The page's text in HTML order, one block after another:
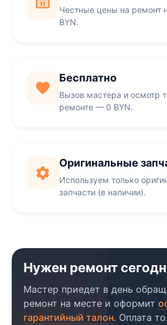
Честные цены на ремонт
BYN.
Бесплатно
Вызов мастера и осмотр
ремонте — 0 BYN.
Оригинальные
Используем только
запчасти (в наличии).
Нужен ремонт
Мастер приедет в день
ремонт на месте и оформит
гарантийный талон. Оплата